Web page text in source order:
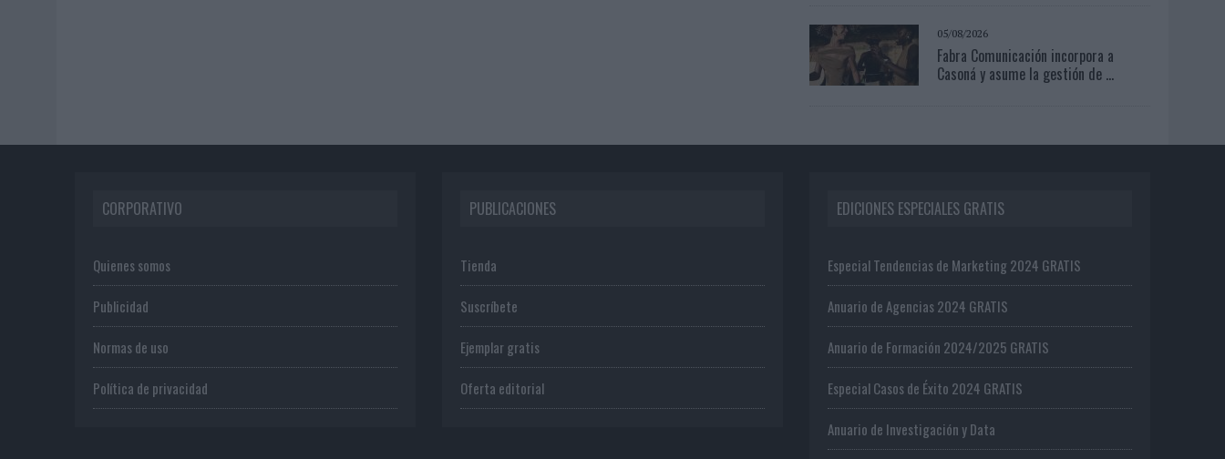
05/08/2026
Fabra Comunicación incorpora a
Casoná y asume la gestión de ...
CORPORATIVO
Quienes somos
Publicidad
Normas de uso
Política de privacidad
PUBLICACIONES
Tienda
Suscríbete
Ejemplar gratis
Oferta editorial
EDICIONES ESPECIALES GRATIS
Especial Tendencias de Marketing 2024 GRATIS
Anuario de Agencias 2024 GRATIS
Anuario de Formación 2024/2025 GRATIS
Especial Casos de Éxito 2024 GRATIS
Anuario de Investigación y Data